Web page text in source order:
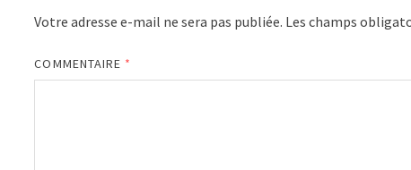
Votre adresse e-mail ne sera pas publiée. Les champs
COMMENTAIRE *